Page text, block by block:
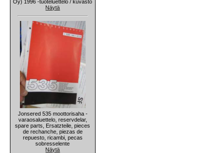
Oy) 1996 -tuoteluettelo / kuvasto
Näytä
Jonsered 535 moottorisaha -
varaosaluettelo, reservdelar,
spare parts, Ersatzteile, pieces
de rechanche, piezas de
repuesto, ricambi, pecas
sobresselente
Näytä